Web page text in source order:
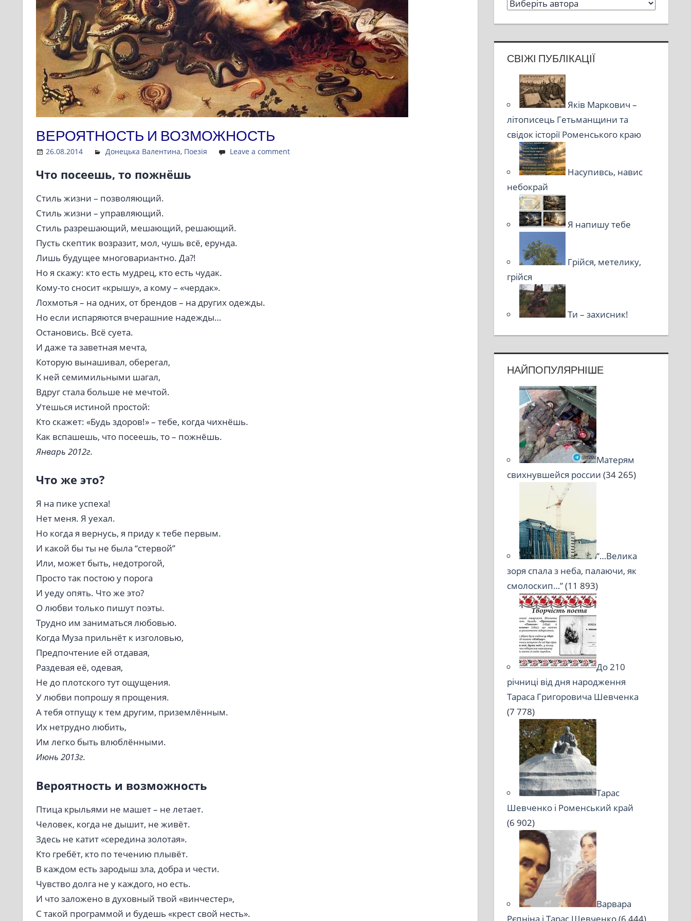
ВЕРОЯТНОСТЬ И ВОЗМОЖНОСТЬ
26.08.2014 Admin
Донецька Валентина, Поезія Leave a comment
Что посеешь, то пожнёшь
Стиль жизни – позволяющий.
Стиль жизни – управляющий.
Стиль разрешающий, мешающий, решающий.
Пусть скептик возразит, мол, чушь всё, ерунда.
Лишь будущее многовариантно. Да?!
Но я скажу: кто есть мудрец, кто есть чудак.
Кому-то сносит «крышу», а кому – «чердак».
Лохмотья – на одних, от брендов – на других одежды.
Но если испаряются вчерашние надежды…
Остановись. Всё суета.
И даже та заветная мечта,
Которую вынашивал, оберегал,
К ней семимильными шагал,
Вдруг стала больше не мечтой.
Утешься истиной простой:
Кто скажет: «Будь здоров!» – тебе, когда чихнёшь.
Как вспашешь, что посеешь, то – пожнёшь.
Январь 2012г.
Что же это?
Я на пике успеха!
Нет меня. Я уехал.
Но когда я вернусь, я приду к тебе первым.
И какой бы ты не была “стервой”
Или, может быть, недотрогой,
Просто так постою у порога
И уеду опять. Что же это?
О любви только пишут поэты.
Трудно им заниматься любовью.
Когда Муза прильнёт к изголовью,
Предпочтение ей отдавая,
Раздевая её, одевая,
Не до плотского тут ощущения.
У любви попрошу я прощения.
А тебя отпущу к тем другим, приземлённым.
Их нетрудно любить,
Им легко быть влюблёнными.
Июнь 2013г.
Вероятность и возможность
Птица крыльями не машет – не летает.
Человек, когда не дышит, не живёт.
Здесь не катит «середина золотая».
Кто гребёт, кто по течению плывёт.
В каждом есть зародыш зла, добра и чести.
Чувство долга не у каждого, но есть.
И что заложено в духовный твой «винчестер»,
С такой программой и будешь «крест свой несть».
СВІЖІ ПУБЛІКАЦІЇ
Яків Маркович –
літописець Гетьманщини та
свідок історії Роменського краю
Насупивсь, навис
небокрай
Я напишу тебе
Грійся, метелику,
грійся
Ти – захисник!
НАЙПОПУЛЯРНІШЕ
Матерям
свихнувшейся россии (34 265)
“…Велика
зоря спала з неба, палаючи, як
смолоскип…”(11 893)
До 210
річниці від дня народження
Тараса Григоровича Шевченка
(7 778)
Тарас
Шевченко і Роменський край
(6 902)
Варвара
Рєпніна і Тарас Шевченко(6 444)